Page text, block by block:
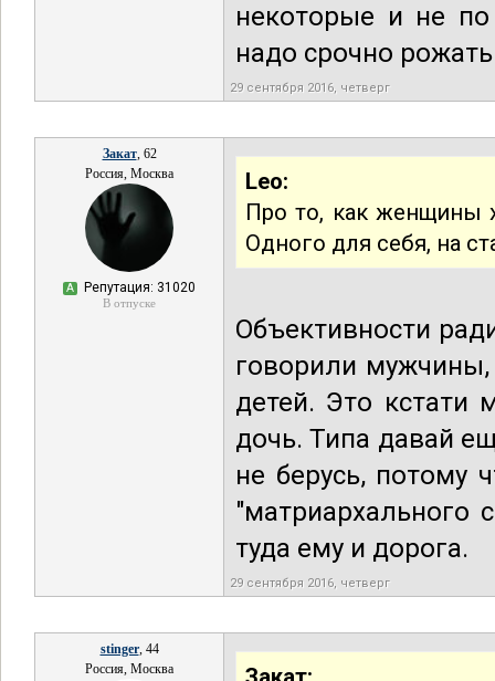
некоторые и не по
надо срочно
29 сентября 2016, четверг
Закат, 62
Россия, Москва
А Репутация: 31020
В отпуске
Leo:
Про то, как женщины
Одного для себя, на
Объективности
говорили
детей. Это
дочь. Типа давай
не берусь, потому
"матриархального
туда ему и дорога.
29 сентября 2016, четверг
stinger, 44
Россия, Москва